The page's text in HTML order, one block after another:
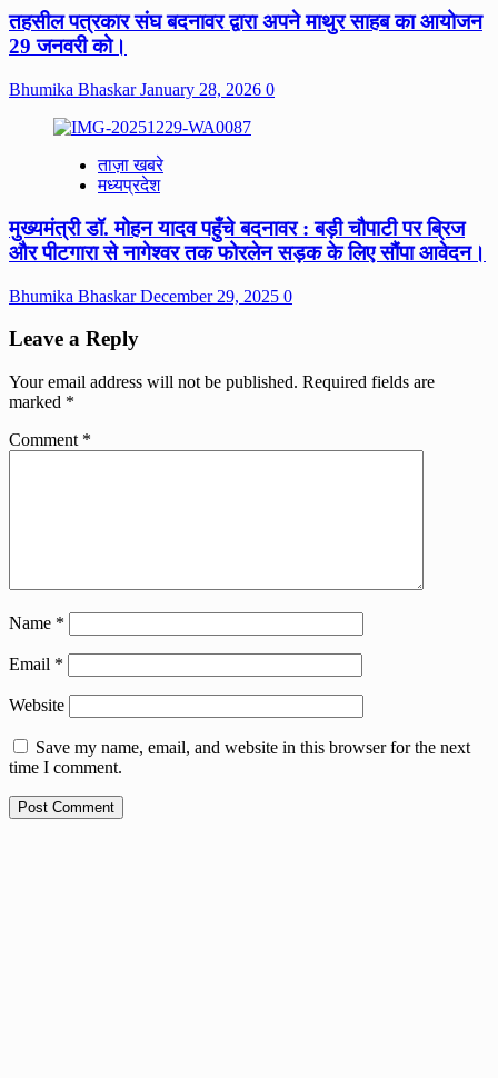
तहसील पत्रकार संघ बदनावर द्वारा अपने माथुर साहब का आयोजन
29 जनवरी को।
Bhumika BhaskarJanuary 28, 2026 0
ताज़ा खबरे
मध्यप्रदेश
मुख्यमंत्री डॉ. मोहन यादव पहुँचे बदनावर : बड़ी चौपाटी पर ब्रिज
और पीटगारा से नागेश्वर तक फोरलेन सड़क के लिए सौंपा आवेदन।
Bhumika BhaskarDecember 29, 2025 0
Leave a Reply
Your email address will not be published. Required fields are
marked *
Comment *
Name *
Email *
Website
Save my name, email, and website in this browser for the next
time I comment.